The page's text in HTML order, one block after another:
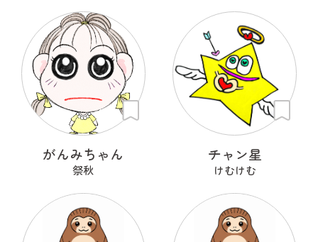
がんみちゃん
祭秋
チャン星
けむけむ